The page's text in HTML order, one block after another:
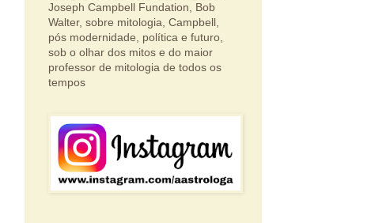
Joseph Campbell Fundation, Bob
Walter, sobre mitologia, Campbell,
pós modernidade, política e futuro,
sob o olhar dos mitos e do maior
professor de mitologia de todos os
tempos